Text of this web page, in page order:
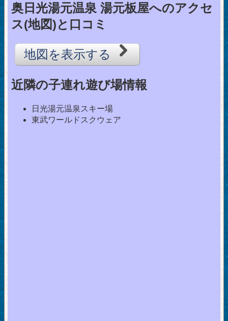
奥日光湯元温泉 湯元板屋へのアクセ
ス(地図)と口コミ
地図を表示する
近隣の子連れ遊び場情報
日光湯元温泉スキー場
東武ワールドスクウェア